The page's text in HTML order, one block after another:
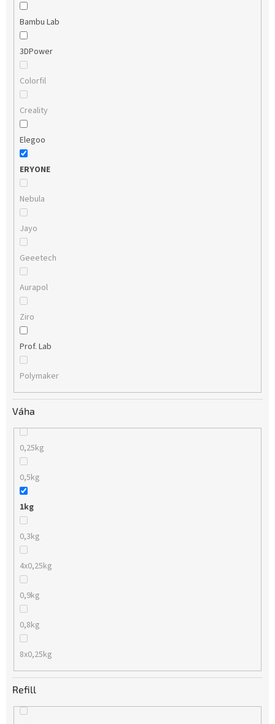
Bambu Lab
3DPower
Colorfil
Creality
Elegoo
ERYONE
Nebula
Jayo
Geeetech
Aurapol
Ziro
Prof. Lab
Polymaker
Váha
0,25kg
0,5kg
1kg
0,3kg
4x0,25kg
0,9kg
0,8kg
8x0,25kg
Refill